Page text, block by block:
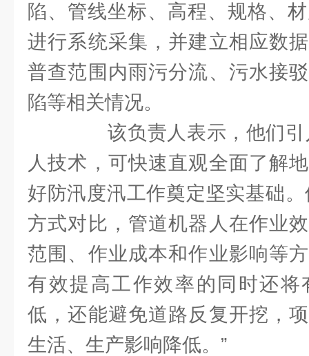
陷、管线坐标、高程、规格、
进行系统采集，并建立相应数
普查范围内雨污分流、污水接
陷等相关情况。
该负责人表示，他们引
人技术，可快速直观全面了解
好防汛度汛工作奠定坚实基础
方式对比，管道机器人在作业
范围、作业成本和作业影响等
有效提高工作效率的同时还将
低，还能避免道路反复开挖，
生活、生产影响降低。”